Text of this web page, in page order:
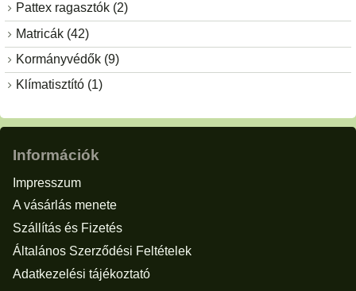
Pattex ragasztók (2)
Matricák (42)
Kormányvédők (9)
Klímatisztító (1)
Információk
Impresszum
A vásárlás menete
Szállítás és Fizetés
Általános Szerződési Feltételek
Adatkezelési tájékoztató